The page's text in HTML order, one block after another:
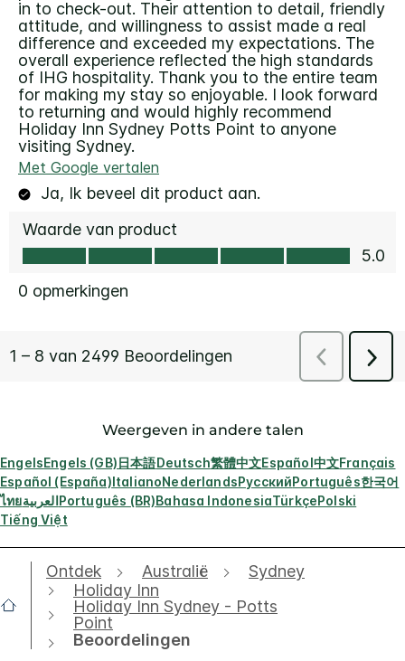
Weergeven in andere talen
EngelsEngels (GB)日本語Deutsch繁體中文Español中文Français
Español (España)ItalianoNederlandsРусскийPortuguês한국어
ไทยالعربيةPortuguês (BR)Bahasa IndonesiaTürkçePolski
Tiếng Việt
Ontdek Australië
Sydney
Holiday Inn
Holiday Inn Sydney - Potts
Point
Beoordelingen